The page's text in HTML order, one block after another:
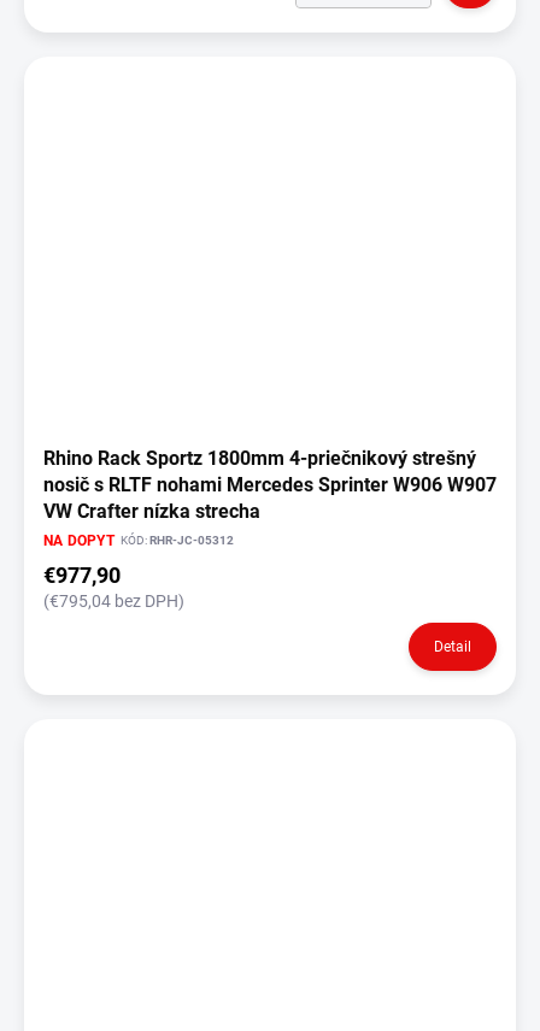
Rhino Rack Sportz 1800mm 4-priečnikový strešný
nosič s RLTF nohami Mercedes Sprinter W906 W907
VW Crafter nízka strecha
NA DOPYT KÓD:RHR-JC-05312
€977,90
(€795,04 bez DPH)
Detail